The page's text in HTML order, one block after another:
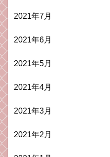
2021年7月
2021年6月
2021年5月
2021年4月
2021年3月
2021年2月